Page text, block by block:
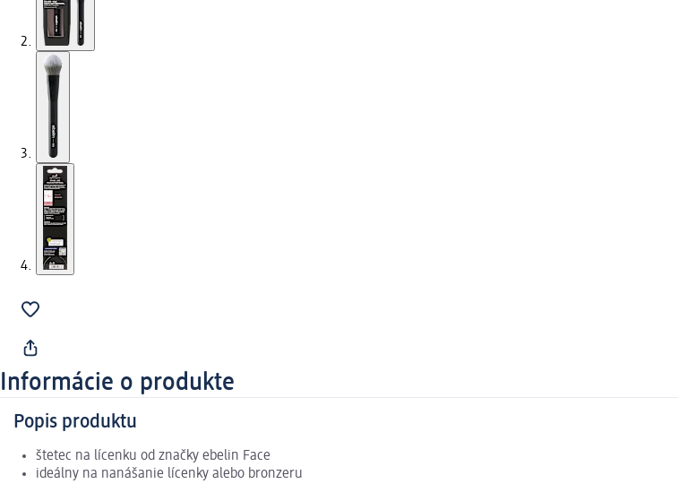
Informácie o produkte
Popis produktu
štetec na lícenku od značky ebelin Face
ideálny na nanášanie lícenky alebo bronzeru